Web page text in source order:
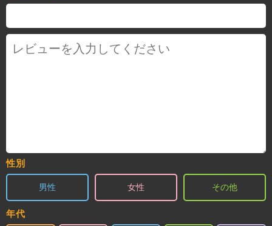
性別
男性 女性 その他
年代